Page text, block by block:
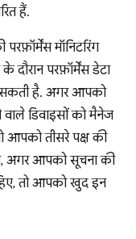
हैं.
मॉनिटरिंग
दौरान परफ़ॉर्मेंस डेटा
सकती है. अगर आपको
वाले डिवाइसों को मैनेज
आपको तीसरे पक्ष की
अगर आपको सूचना की
तो आपको खुद इन